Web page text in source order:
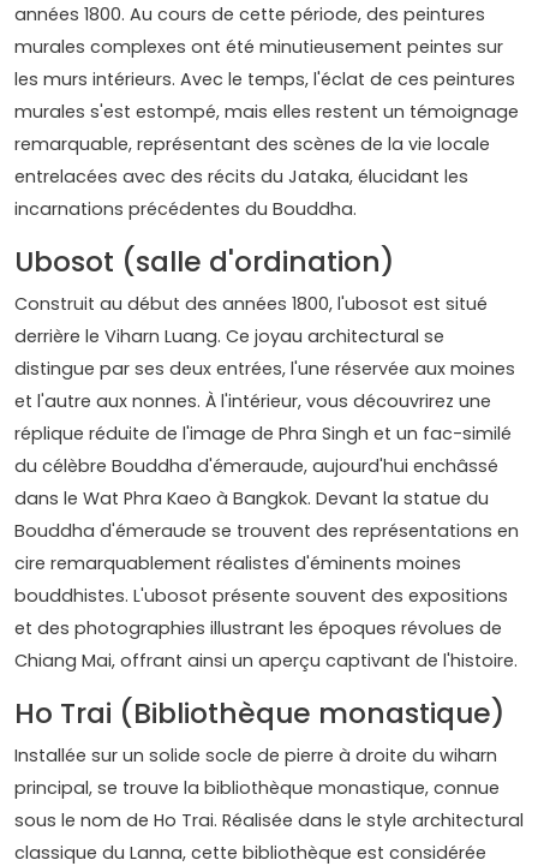
années 1800. Au cours de cette période, des peintures
murales complexes ont été minutieusement peintes sur
les murs intérieurs. Avec le temps, l'éclat de ces peintures
murales s'est estompé, mais elles restent un témoignage
remarquable, représentant des scènes de la vie locale
entrelacées avec des récits du Jataka, élucidant les
incarnations précédentes du Bouddha.
Ubosot (salle d'ordination)
Construit au début des années 1800, l'ubosot est situé
derrière le Viharn Luang. Ce joyau architectural se
distingue par ses deux entrées, l'une réservée aux moines
et l'autre aux nonnes. À l'intérieur, vous découvrirez une
réplique réduite de l'image de Phra Singh et un fac-similé
du célèbre Bouddha d'émeraude, aujourd'hui enchâssé
dans le Wat Phra Kaeo à Bangkok. Devant la statue du
Bouddha d'émeraude se trouvent des représentations en
cire remarquablement réalistes d'éminents moines
bouddhistes. L'ubosot présente souvent des expositions
et des photographies illustrant les époques révolues de
Chiang Mai, offrant ainsi un aperçu captivant de l'histoire.
Ho Trai (Bibliothèque monastique)
Installée sur un solide socle de pierre à droite du wiharn
principal, se trouve la bibliothèque monastique, connue
sous le nom de Ho Trai. Réalisée dans le style architectural
classique du Lanna, cette bibliothèque est considérée